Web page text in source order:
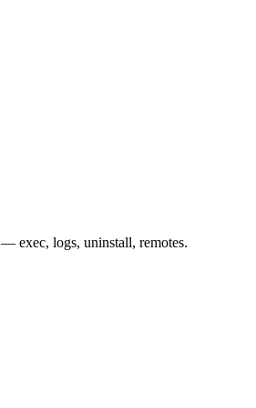
— exec, logs, uninstall, remotes.